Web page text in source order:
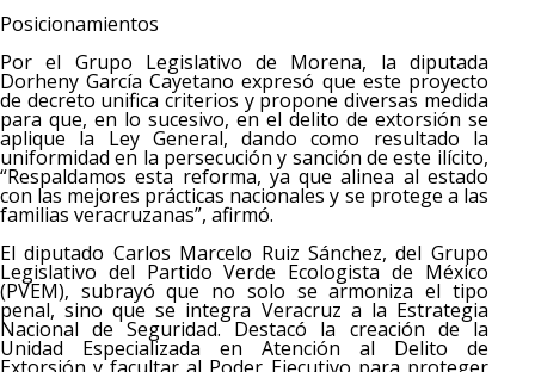
Posicionamientos
Por el Grupo Legislativo de Morena, la diputada
Dorheny García Cayetano expresó que este proyecto
de decreto unifica criterios y propone diversas medida
para que, en lo sucesivo, en el delito de extorsión se
aplique la Ley General, dando como resultado la
uniformidad en la persecución y sanción de este ilícito,
“Respaldamos esta reforma, ya que alinea al estado
con las mejores prácticas nacionales y se protege a las
familias veracruzanas”, afirmó.
El diputado Carlos Marcelo Ruiz Sánchez, del Grupo
Legislativo del Partido Verde Ecologista de México
(PVEM), subrayó que no solo se armoniza el tipo
penal, sino que se integra Veracruz a la Estrategia
Nacional de Seguridad. Destacó la creación de la
Unidad Especializada en Atención al Delito de